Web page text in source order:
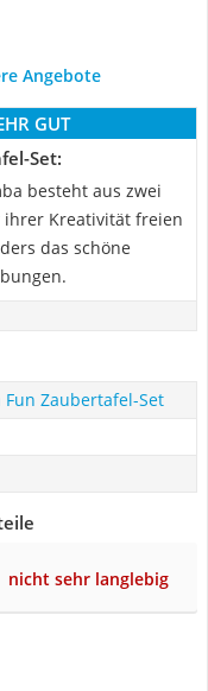
Angebote
GUT
Set:
besteht aus zwei
Kreativität freien
das schöne
Fun Zaubertafel-Set
nicht sehr langlebig